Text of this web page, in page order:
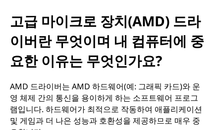
드
라
버
란
고급 마이크로 장치(AMD) 드라
이버란 무엇이며 내 컴퓨터에 중
요한 이유는 무엇인가요?
AMD 드라이버는 AMD 하드웨어(예: 그래픽 카드)와 운
영 체제 간의 통신을 용이하게 하는 소프트웨어 프로그
램입니다. 하드웨어가 최적으로 작동하여 애플리케이션
및 게임과 더 나은 성능과 호환성을 제공하므로 매우 중